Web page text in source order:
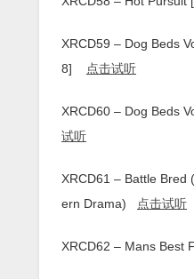
XRCD59 – Dog Beds
8]
点击试听
XRCD60 – Dog Beds
试听
XRCD61 – Battle Bred
ern Drama)
点击试听
XRCD62 – Mans Best